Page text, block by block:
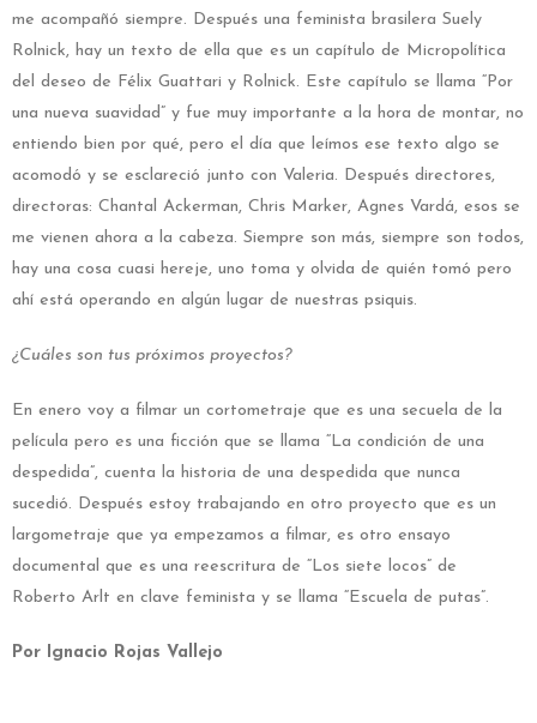
me acompañó siempre. Después una feminista brasilera Suely
Rolnick, hay un texto de ella que es un capítulo de Micropolítica
del deseo de Félix Guattari y Rolnick. Este capítulo se llama “Por
una nueva suavidad” y fue muy importante a la hora de montar, no
entiendo bien por qué, pero el día que leímos ese texto algo se
acomodó y se esclareció junto con Valeria. Después directores,
directoras: Chantal Ackerman, Chris Marker, Agnes Vardá, esos se
me vienen ahora a la cabeza. Siempre son más, siempre son todos,
hay una cosa cuasi hereje, uno toma y olvida de quién tomó pero
ahí está operando en algún lugar de nuestras psiquis.
¿Cuáles son tus próximos proyectos?
En enero voy a filmar un cortometraje que es una secuela de la
película pero es una ficción que se llama “La condición de una
despedida”, cuenta la historia de una despedida que nunca
sucedió. Después estoy trabajando en otro proyecto que es un
largometraje que ya empezamos a filmar, es otro ensayo
documental que es una reescritura de “Los siete locos” de
Roberto Arlt en clave feminista y se llama “Escuela de putas”.
Por Ignacio Rojas Vallejo